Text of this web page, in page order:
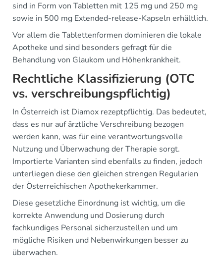
sind in Form von Tabletten mit 125 mg und 250 mg
sowie in 500 mg Extended-release-Kapseln erhältlich.
Vor allem die Tablettenformen dominieren die lokale
Apotheke und sind besonders gefragt für die
Behandlung von Glaukom und Höhenkrankheit.
Rechtliche Klassifizierung (OTC
vs. verschreibungspflichtig)
In Österreich ist Diamox rezeptpflichtig. Das bedeutet,
dass es nur auf ärztliche Verschreibung bezogen
werden kann, was für eine verantwortungsvolle
Nutzung und Überwachung der Therapie sorgt.
Importierte Varianten sind ebenfalls zu finden, jedoch
unterliegen diese den gleichen strengen Regularien
der Österreichischen Apothekerkammer.
Diese gesetzliche Einordnung ist wichtig, um die
korrekte Anwendung und Dosierung durch
fachkundiges Personal sicherzustellen und um
mögliche Risiken und Nebenwirkungen besser zu
überwachen.